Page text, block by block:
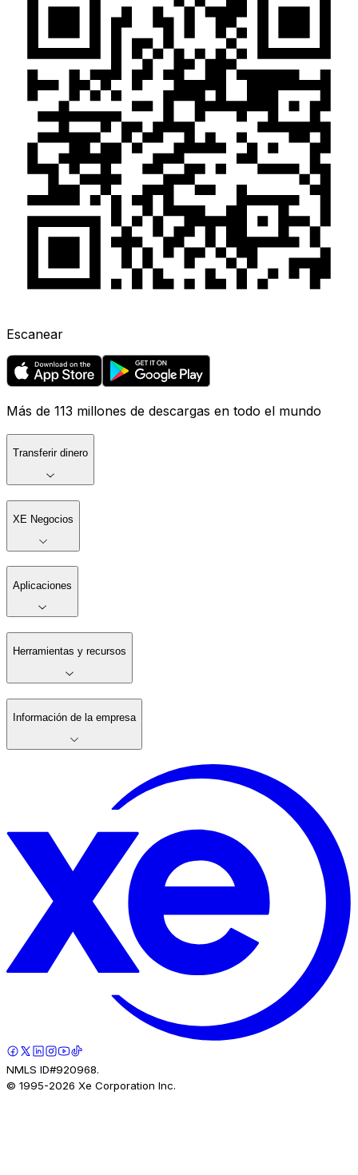
Escanear
Más de 113 millones de descargas en todo el mundo
Transferir dinero
XE Negocios
Aplicaciones
Herramientas y recursos
Información de la empresa
NMLS ID#920968.
© 1995-2026 Xe Corporation Inc.